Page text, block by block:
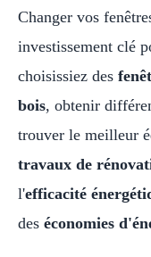
Changer vos
investissement clé
choisissiez des
bois, obtenir
trouver le meilleur
travaux de
l'efficacité
des économies